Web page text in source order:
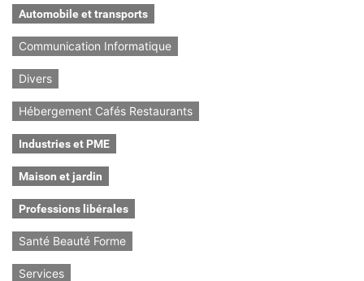
Automobile et transports
Communication Informatique
Divers
Hébergement Cafés Restaurants
Industries et PME
Maison et jardin
Professions libérales
Santé Beauté Forme
Services